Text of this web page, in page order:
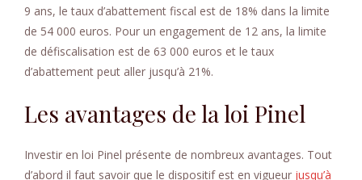
9 ans, le taux d’abattement fiscal est de 18% dans la limite
de 54 000 euros. Pour un engagement de 12 ans, la limite
de défiscalisation est de 63 000 euros et le taux
d’abattement peut aller jusqu’à 21%.
Les avantages de la loi Pinel
Investir en loi Pinel présente de nombreux avantages. Tout
d’abord il faut savoir que le dispositif est en vigueur jusqu’à